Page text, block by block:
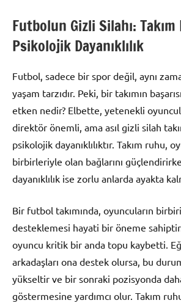
Futbolun Gizli Silahı:
Psikolojik Dayanıklılık
Futbol, sadece bir spor değil, aynı
yaşam tarzıdır. Peki, bir takımın
etken nedir? Elbette, yetenekli
direktör önemli, ama asıl gizli silah
psikolojik dayanıklılıktır. Takım ruhu,
birbirleriyle olan bağlarını
dayanıklılık ise zorlu anlarda ayakta
Bir futbol takımında, oyuncuların
desteklemesi hayati bir öneme
oyuncu kritik bir anda topu kaybetti.
arkadaşları ona destek olursa, bu
yükseltir ve bir sonraki pozisyonda
göstermesine yardımcı olur. Takım